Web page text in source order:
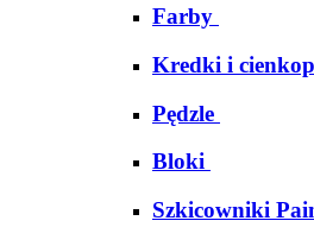
Farby
Kredki i
Pędzle
Bloki
Szkicowniki